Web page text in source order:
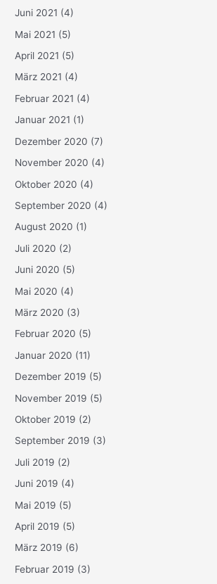
Juni 2021 (4)
Mai 2021 (5)
April 2021 (5)
März 2021 (4)
Februar 2021 (4)
Januar 2021 (1)
Dezember 2020 (7)
November 2020 (4)
Oktober 2020 (4)
September 2020 (4)
August 2020 (1)
Juli 2020 (2)
Juni 2020 (5)
Mai 2020 (4)
März 2020 (3)
Februar 2020 (5)
Januar 2020 (11)
Dezember 2019 (5)
November 2019 (5)
Oktober 2019 (2)
September 2019 (3)
Juli 2019 (2)
Juni 2019 (4)
Mai 2019 (5)
April 2019 (5)
März 2019 (6)
Februar 2019 (3)